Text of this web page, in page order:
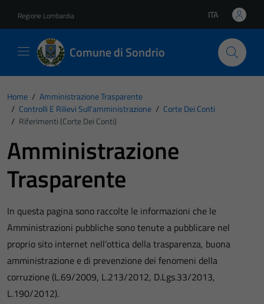
Regione Lombardia Lingua attiva:
ITA
Comune di Sondrio
Home / Amministrazione Trasparente
/ Controlli E Rilievi Sull'amministrazione / Corte Dei Conti
/ Riferimenti (Corte Dei Conti)
Amministrazione
Trasparente
In questa pagina sono raccolte le informazioni che le
Amministrazioni pubbliche sono tenute a pubblicare nel
proprio sito internet nell’ottica della trasparenza, buona
amministrazione e di prevenzione dei fenomeni della
corruzione (L.69/2009, L.213/2012, D.Lgs.33/2013,
L.190/2012).